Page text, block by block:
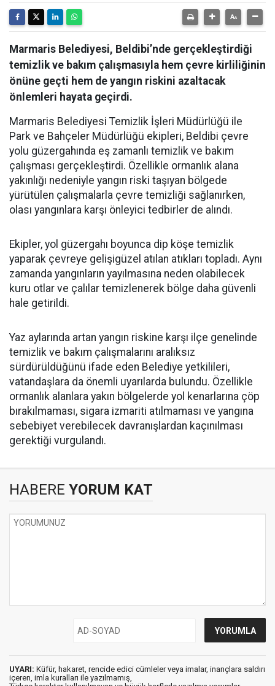
Marmaris Belediyesi, Beldibi’nde gerçekleştirdiği
temizlik ve bakım çalışmasıyla hem çevre kirliliğinin
önüne geçti hem de yangın riskini azaltacak
önlemleri hayata geçirdi.
Marmaris Belediyesi Temizlik İşleri Müdürlüğü ile
Park ve Bahçeler Müdürlüğü ekipleri, Beldibi çevre
yolu güzergahında eş zamanlı temizlik ve bakım
çalışması gerçekleştirdi. Özellikle ormanlık alana
yakınlığı nedeniyle yangın riski taşıyan bölgede
yürütülen çalışmalarla çevre temizliği sağlanırken,
olası yangınlara karşı önleyici tedbirler de alındı.
Ekipler, yol güzergahı boyunca dip köşe temizlik
yaparak çevreye gelişigüzel atılan atıkları topladı. Aynı
zamanda yangınların yayılmasına neden olabilecek
kuru otlar ve çalılar temizlenerek bölge daha güvenli
hale getirildi.
Yaz aylarında artan yangın riskine karşı ilçe genelinde
temizlik ve bakım çalışmalarını aralıksız
sürdürüldüğünü ifade eden Belediye yetkilileri,
vatandaşlara da önemli uyarılarda bulundu. Özellikle
ormanlık alanlara yakın bölgelerde yol kenarlarına çöp
bırakılmaması, sigara izmariti atılmaması ve yangına
sebebiyet verebilecek davranışlardan kaçınılması
gerektiği vurgulandı.
HABERE YORUM KAT
UYARI: Küfür, hakaret, rencide edici cümleler veya imalar, inançlara saldırı
içeren, imla kuralları ile yazılmamış,